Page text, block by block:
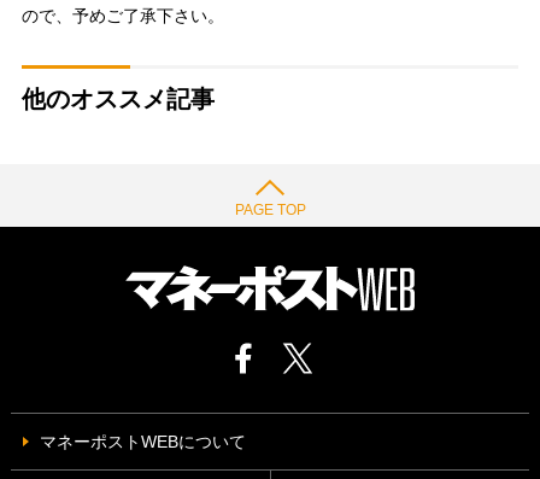
ので、予めご了承下さい。
他のオススメ記事
PAGE TOP
マネーポストWEBについて